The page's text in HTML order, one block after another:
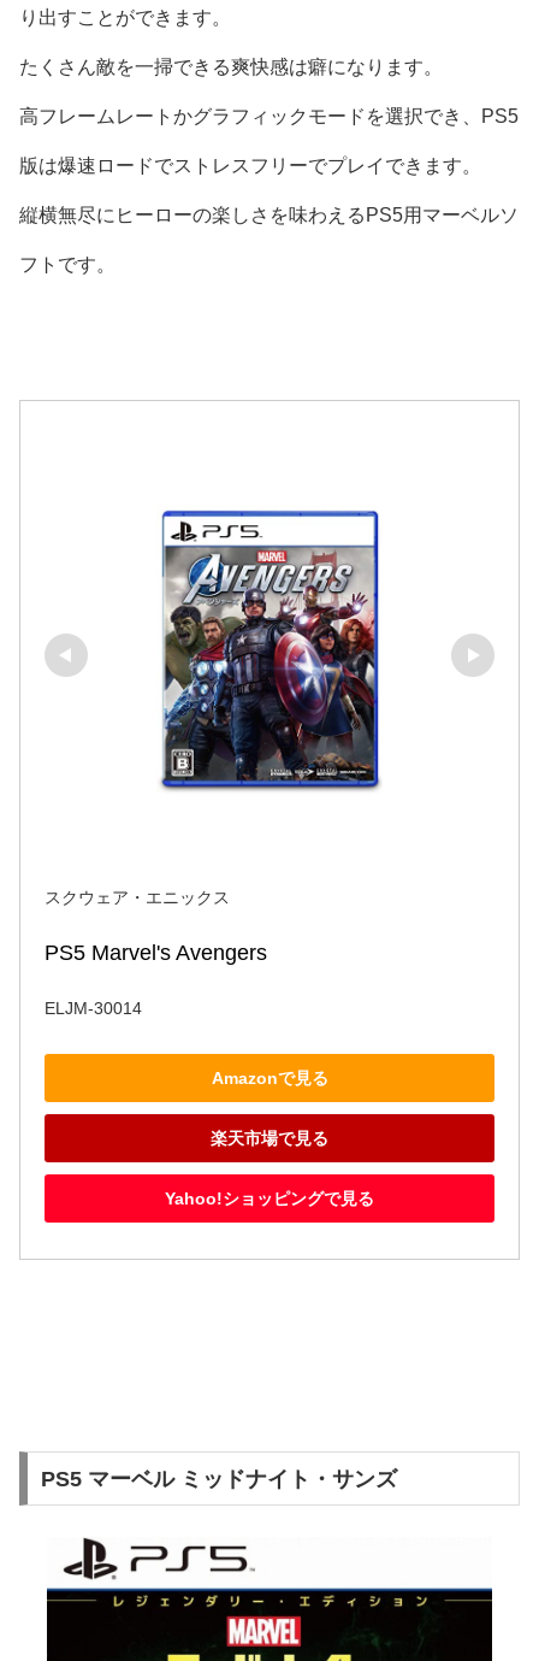
り出すことができます。
たくさん敵を一掃できる爽快感は癖になります。
高フレームレートかグラフィックモードを選択でき、PS5
版は爆速ロードでストレスフリーでプレイできます。
縦横無尽にヒーローの楽しさを味わえるPS5用マーベルソ
フトです。
スクウェア・エニックス
PS5 Marvel's Avengers
ELJM-30014
Amazonで見る
楽天市場で見る
Yahoo!ショッピングで見る
PS5 マーベル ミッドナイト・サンズ